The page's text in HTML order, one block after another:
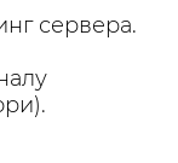
сервера.